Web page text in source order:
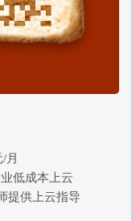
月
低成本上云
提供上云指导